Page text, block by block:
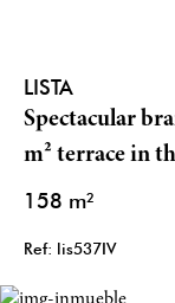
LISTA
Spectacular
m² terrace in
158 m²
Ref: lis537IV